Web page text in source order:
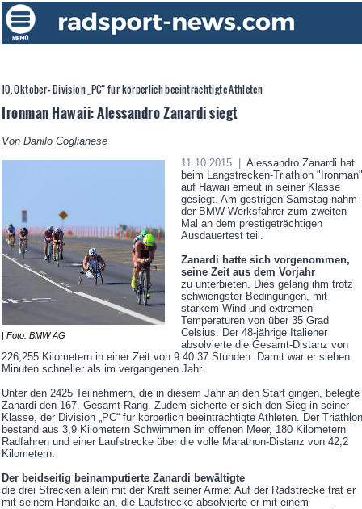
10. Oktober - Division „PC“ für körperlich beeinträchtigte Athleten
Ironman Hawaii: Alessandro Zanardi siegt
Von Danilo Coglianese
| Foto: BMW AG
11.10.2015 |
Alessandro Zanardi hat
beim Langstrecken-Triathlon "Ironman"
auf Hawaii erneut in seiner Klasse
gesiegt. Am gestrigen Samstag nahm
der BMW-Werksfahrer zum zweiten
Mal an dem prestigeträchtigen
Ausdauertest teil.
Zanardi hatte sich vorgenommen,
seine Zeit aus dem Vorjahr
zu unterbieten. Dies gelang ihm trotz
schwierigster Bedingungen, mit
starkem Wind und extremen
Temperaturen von über 35 Grad
Celsius. Der 48-jährige Italiener
absolvierte die Gesamt-Distanz von
226,255 Kilometern in einer Zeit von 9:40:37 Stunden. Damit war er sieben
Minuten schneller als im vergangenen Jahr.
Unter den 2425 Teilnehmern, die in diesem Jahr an den Start gingen, belegte
Zanardi den 167. Gesamt-Rang. Zudem sicherte er sich den Sieg in seiner
Klasse, der Division „PC“ für körperlich beeinträchtigte Athleten. Der Triathlon
bestand aus 3,9 Kilometern Schwimmen im offenen Meer, 180 Kilometern
Radfahren und einer Laufstrecke über die volle Marathon-Distanz von 42,2
Kilometern.
Der beidseitig beinamputierte Zanardi bewältigte
die drei Strecken allein mit der Kraft seiner Arme: Auf der Radstrecke trat er
mit seinem Handbike an, die Laufstrecke absolvierte er mit einem